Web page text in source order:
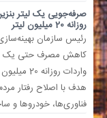
صرفه‌جویی یک لیتر
روزانه 20 میلیون لیتر
رئیس سازمان
کاهش مصرف حتی یک
واردات
هدف با اصلاح رفتار
فناوری‌ها، خودروها و